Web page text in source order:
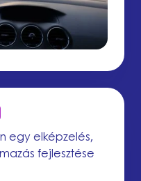
egy elképzelés,
fejlesztése